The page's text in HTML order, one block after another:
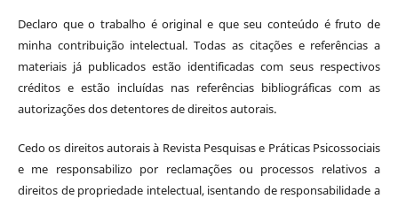
Declaro que o trabalho é original e que seu conteúdo é fruto de
minha contribuição intelectual. Todas as citações e referências a
materiais já publicados estão identificadas com seus respectivos
créditos e estão incluídas nas referências bibliográficas com as
autorizações dos detentores de direitos autorais.
Cedo os direitos autorais à Revista Pesquisas e Práticas Psicossociais
e me responsabilizo por reclamações ou processos relativos a
direitos de propriedade intelectual, isentando de responsabilidade a